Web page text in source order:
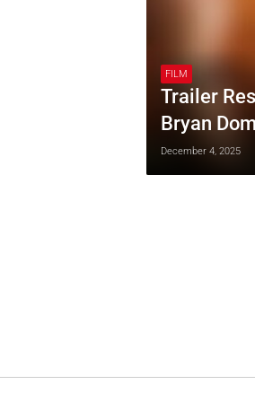
FILM
Trailer
Bryan
December 4, 2025